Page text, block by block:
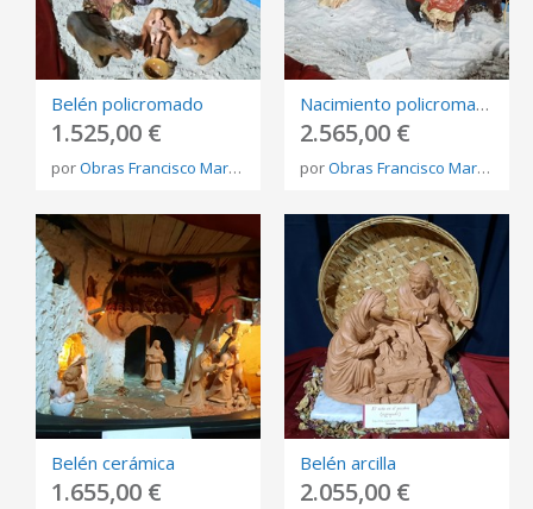
Belén policromado
1.525,00 €
porObras Francisco Martínez Rojo
Nacimiento policromado
2.565,00 €
porObras Francisco Martínez Rojo
Belén cerámica
1.655,00 €
Belén arcilla
2.055,00 €